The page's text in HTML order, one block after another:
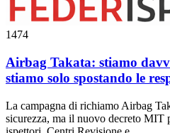
1474
Airbag Takata: stiamo davvero salvando vite o
stiamo solo spostando le
La campagna di richiamo Airbag
sicurezza, ma il nuovo decreto MIT